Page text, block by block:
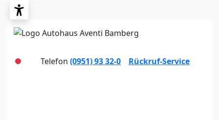
Telefon (0951) 93 32-0 Rückruf-Service